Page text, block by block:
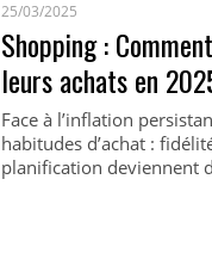
25/03/2025
Shopping :
leurs achats en
Face à l’inflation
habitudes d’achat :
planification deviennent